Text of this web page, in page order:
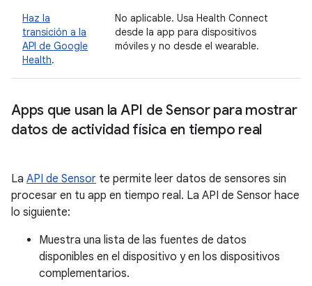
Haz la
transición a la
API de Google
Health.
No aplicable. Usa Health Connect
desde la app para dispositivos
móviles y no desde el wearable.
Apps que usan la API de Sensor para mostrar
datos de actividad física en tiempo real
La API de Sensor te permite leer datos de sensores sin
procesar en tu app en tiempo real. La API de Sensor hace
lo siguiente:
Muestra una lista de las fuentes de datos
disponibles en el dispositivo y en los dispositivos
complementarios.